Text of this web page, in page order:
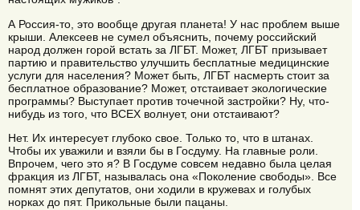
А Россия-то, это вообще другая планета! У нас проблем выше
крыши. Алексеев не сумел объяснить, почему российский
народ должен горой встать за ЛГБТ. Может, ЛГБТ призывает
партию и правительство улучшить бесплатные медицинские
услуги для населения? Может быть, ЛГБТ насмерть стоит за
бесплатное образование? Может, отстаивает экологические
программы? Выступает против точечной застройки? Ну, что-
нибудь из того, что ВСЕХ волнует, они отстаивают?
Нет. Их интересует глубоко свое. Только то, что в штанах.
Чтобы их уважили и взяли бы в Госдуму. На главные роли.
Впрочем, чего это я? В Госдуме совсем недавно была целая
фракция из ЛГБТ, называлась она «Поколение свободы». Все
помнят этих депутатов, они ходили в кружевах и голубых
норках до пят. Прикольные были пацаны.